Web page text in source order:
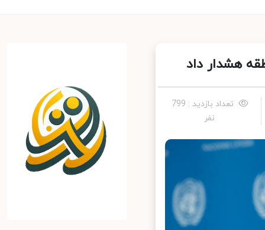
هشدار داد
تعداد بازدید : 799
نفر